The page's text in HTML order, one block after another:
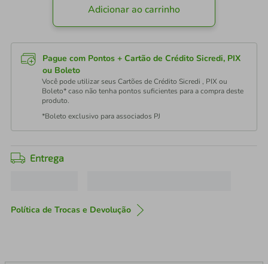
Adicionar ao carrinho
Pague com Pontos + Cartão de Crédito Sicredi, PIX
ou Boleto
Você pode utilizar seus Cartões de Crédito Sicredi , PIX ou
Boleto* caso não tenha pontos suficientes para a compra deste
produto.
*Boleto exclusivo para associados PJ
Entrega
Política de Trocas e Devolução